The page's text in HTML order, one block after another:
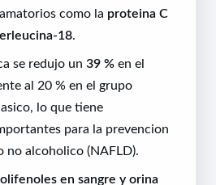
como la proteina C
18
se redujo un 39 % en el
al 20 % en el grupo
lo que tiene
para la prevencion
no alcoholico (NAFLD).
en sangre y orina